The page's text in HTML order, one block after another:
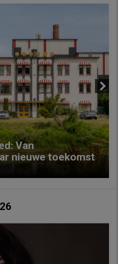
Van
nieuwe toekomst
Next